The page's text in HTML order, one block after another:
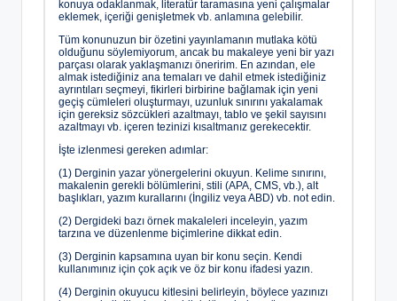
konuya odaklanmak, literatür taramasına yeni çalışmalar
eklemek, içeriği genişletmek vb. anlamına gelebilir.
Tüm konunuzun bir özetini yayınlamanın mutlaka kötü
olduğunu söylemiyorum, ancak bu makaleye yeni bir yazı
parçası olarak yaklaşmanızı öneririm. En azından, ele
almak istediğiniz ana temaları ve dahil etmek istediğiniz
ayrıntıları seçmeyi, fikirleri birbirine bağlamak için yeni
geçiş cümleleri oluşturmayı, uzunluk sınırını yakalamak
için gereksiz sözcükleri azaltmayı, tablo ve şekil sayısını
azaltmayı vb. içeren tezinizi kısaltmanız gerekecektir.
İşte izlenmesi gereken adımlar:
(1) Derginin yazar yönergelerini okuyun. Kelime sınırını,
makalenin gerekli bölümlerini, stili (APA, CMS, vb.), alt
başlıkları, yazım kurallarını (İngiliz veya ABD) vb. not edin.
(2) Dergideki bazı örnek makaleleri inceleyin, yazım
tarzına ve düzenlenme biçimlerine dikkat edin.
(3) Derginin kapsamına uyan bir konu seçin. Kendi
kullanımınız için çok açık ve öz bir konu ifadesi yazın.
(4) Derginin okuyucu kitlesini belirleyin, böylece yazınızı